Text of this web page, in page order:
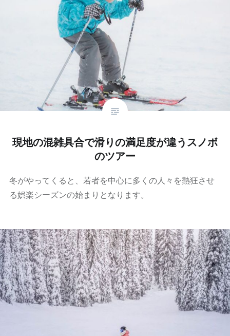
現地の混雑具合で滑りの満足度が違うスノボ
のツアー
冬がやってくると、若者を中心に多くの人々を熱狂させ
る娯楽シーズンの始まりとなります。